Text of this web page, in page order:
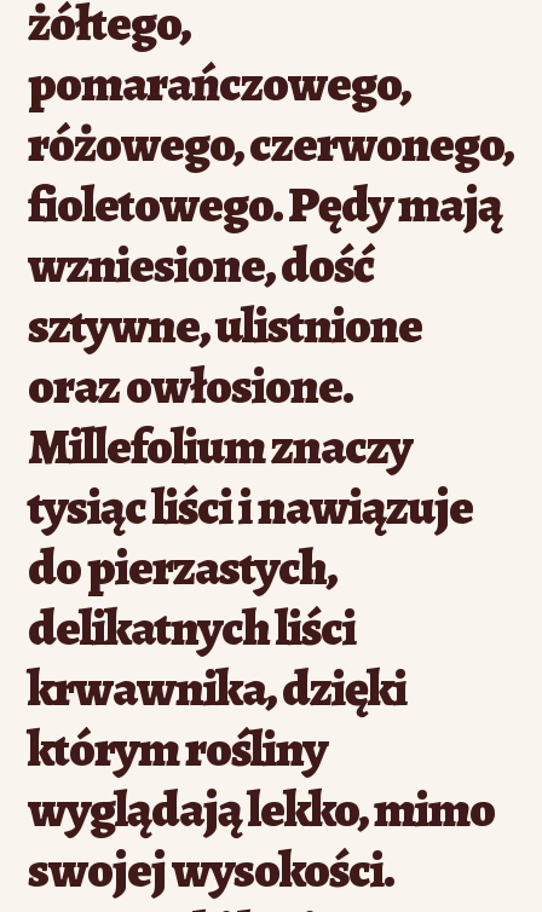
żółtego,
pomarańczowego,
różowego, czerwonego,
fioletowego. Pędy mają
wzniesione, dość
sztywne, ulistnione
oraz owłosione.
Millefolium znaczy
tysiąc liści i nawiązuje
do pierzastych,
delikatnych liści
krwawnika, dzięki
którym rośliny
wyglądają lekko, mimo
swojej wysokości.